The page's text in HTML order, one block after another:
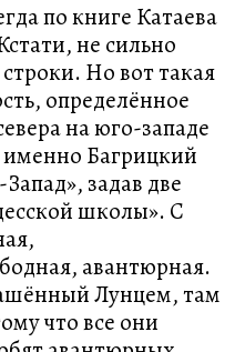
по книге Катаева
не сильно
Но вот такая
определённое
на юго-западе
Багрицкий
задав две
школы». С
авантюрная.
Лунцем, там
что все они